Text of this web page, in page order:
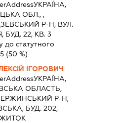
УКРАЇНА,
ОБЛ., ,
Р-Н, ВУЛ.
БУД. 22, КВ. 3
до статутного
5 (50 %)
ІГОРОВИЧ
УКРАЇНА,
ОБЛАСТЬ,
Р-Н,
БУД. 202,